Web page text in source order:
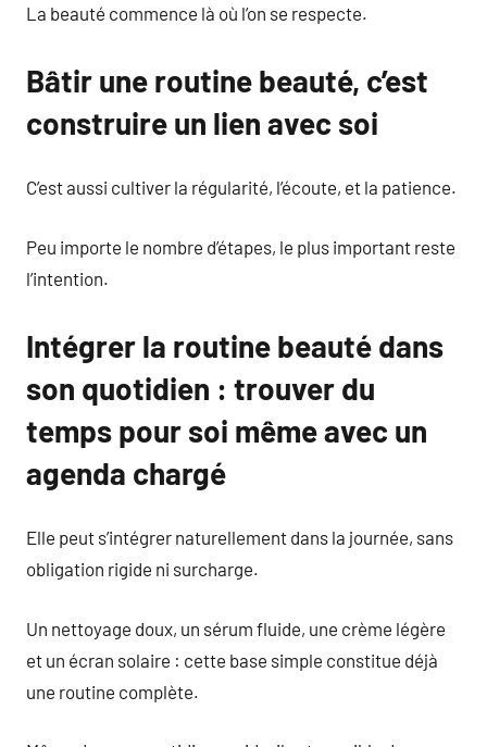
La beauté commence là où l’on se respecte.
Bâtir une routine beauté, c’est
construire un lien avec soi
C’est aussi cultiver la régularité, l’écoute, et la patience.
Peu importe le nombre d’étapes, le plus important reste
l’intention.
Intégrer la routine beauté dans
son quotidien : trouver du
temps pour soi même avec un
agenda chargé
Elle peut s’intégrer naturellement dans la journée, sans
obligation rigide ni surcharge.
Un nettoyage doux, un sérum fluide, une crème légère
et un écran solaire : cette base simple constitue déjà
une routine complète.